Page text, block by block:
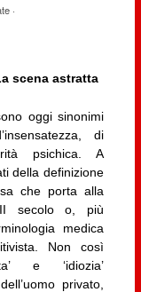
·
scena astratta
oggi sinonimi
di
psichica. A
della definizione
che porta alla
secolo o, più
medica
Non così
e ‘idiozia’
privato,